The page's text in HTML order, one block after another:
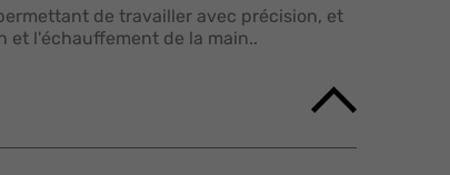
de travailler avec précision, et
et l'échauffement de la main..